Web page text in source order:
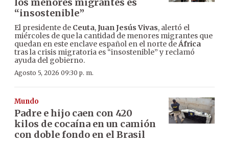
los menores migrantes es
“insostenible”
El presidente de Ceuta,Juan Jesús Vivas, alertó el
miércoles de que la cantidad de menores migrantes que
quedan en este enclave español en el norte deÁfrica
tras la crisis migratoria es “insostenible” y reclamó
ayuda del gobierno.
Agosto 5, 2026 09:30 p. m.
Mundo
Padre e hijo caen con 420
kilos de cocaína en un camión
con doble fondo en el Brasil